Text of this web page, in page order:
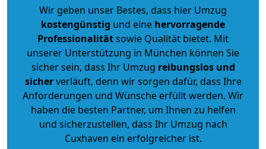
Wir geben unser Bestes, dass hier Umzug
kostengünstig und eine hervorragende
Professionalitätsowie Qualität bietet. Mit
unserer Unterstützung in München können Sie
sicher sein, dass Ihr Umzug reibungslos und
sicherverläuft, denn wir sorgen dafür, dass Ihre
Anforderungen und Wünsche erfüllt werden. Wir
haben die besten Partner, um Ihnen zu helfen
und sicherzustellen, dass Ihr Umzug nach
Cuxhaven ein erfolgreicher ist.